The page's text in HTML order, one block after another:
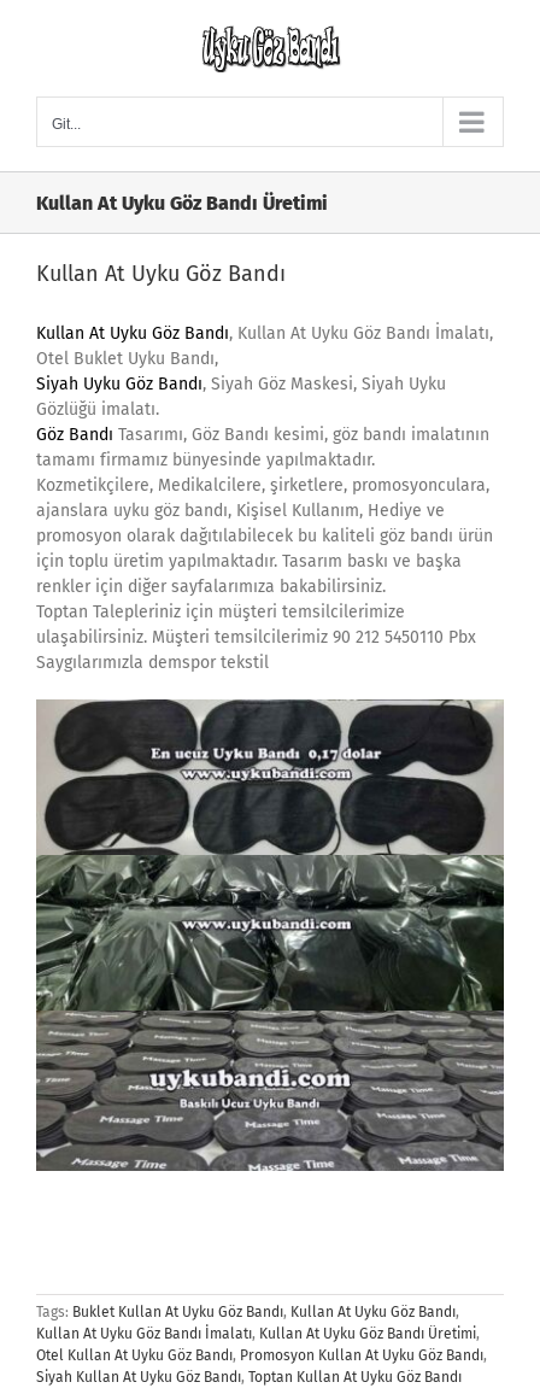
Git...
Kullan At Uyku Göz Bandı Üretimi
Kullan At Uyku Göz Bandı
Kullan At Uyku Göz Bandı, Kullan At Uyku Göz Bandı İmalatı,
Otel Buklet Uyku Bandı,
Siyah Uyku Göz Bandı, Siyah Göz Maskesi, Siyah Uyku
Gözlüğü imalatı.
Göz Bandı Tasarımı, Göz Bandı kesimi, göz bandı imalatının
tamamı firmamız bünyesinde yapılmaktadır.
Kozmetikçilere, Medikalcilere, şirketlere, promosyonculara,
ajanslara uyku göz bandı, Kişisel Kullanım, Hediye ve
promosyon olarak dağıtılabilecek bu kaliteli göz bandı ürün
için toplu üretim yapılmaktadır. Tasarım baskı ve başka
renkler için diğer sayfalarımıza bakabilirsiniz.
Toptan Talepleriniz için müşteri temsilcilerimize
ulaşabilirsiniz. Müşteri temsilcilerimiz 90 212 5450110 Pbx
Saygılarımızla demspor tekstil
Tags: Buklet Kullan At Uyku Göz Bandı, Kullan At Uyku Göz Bandı,
Kullan At Uyku Göz Bandı İmalatı, Kullan At Uyku Göz Bandı Üretimi,
Otel Kullan At Uyku Göz Bandı, Promosyon Kullan At Uyku Göz Bandı,
Siyah Kullan At Uyku Göz Bandı, Toptan Kullan At Uyku Göz Bandı